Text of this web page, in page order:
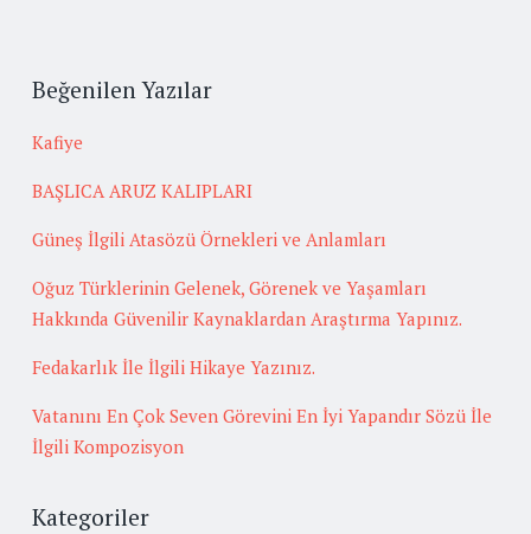
Beğenilen Yazılar
Kafiye
BAŞLICA ARUZ KALIPLARI
Güneş İlgili Atasözü Örnekleri ve Anlamları
Oğuz Türklerinin Gelenek, Görenek ve Yaşamları
Hakkında Güvenilir Kaynaklardan Araştırma Yapınız.
Fedakarlık İle İlgili Hikaye Yazınız.
Vatanını En Çok Seven Görevini En İyi Yapandır Sözü İle
İlgili Kompozisyon
Kategoriler